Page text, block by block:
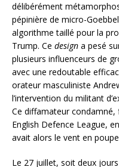
délibérément
pépinière de micro-
algorithme taillé pour la
Trump. Ce design a pesé
plusieurs influenceurs de
avec une redoutable
orateur masculiniste
l’intervention du militant
Ce diffamateur condamné,
English Defence League,
avait alors le vent en
Le 27 juillet, soit deux